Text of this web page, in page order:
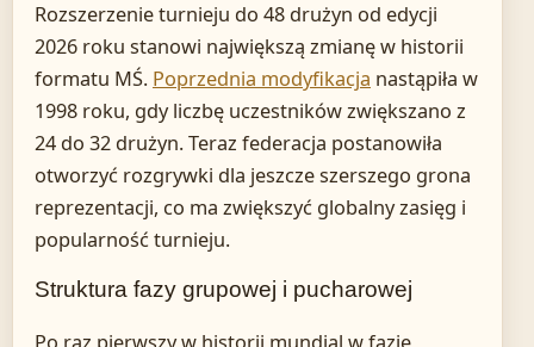
Rozszerzenie turnieju do 48 drużyn od edycji
2026 roku stanowi największą zmianę w historii
formatu MŚ. Poprzednia modyfikacja nastąpiła w
1998 roku, gdy liczbę uczestników zwiększano z
24 do 32 drużyn. Teraz federacja postanowiła
otworzyć rozgrywki dla jeszcze szerszego grona
reprezentacji, co ma zwiększyć globalny zasięg i
popularność turnieju.
Struktura fazy grupowej i pucharowej